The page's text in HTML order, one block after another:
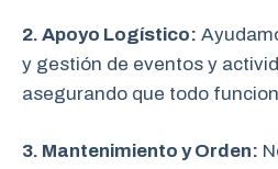
2. Apoyo Logístico:
y gestión de eventos y
asegurando que todo
3. Mantenimiento y Orden: